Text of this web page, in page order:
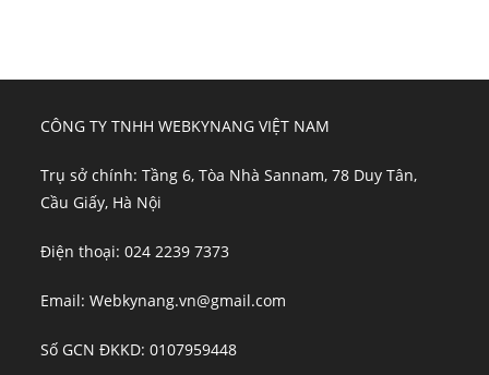
CÔNG TY TNHH WEBKYNANG VIỆT NAM
Trụ sở chính: Tầng 6, Tòa Nhà Sannam, 78 Duy Tân,
Cầu Giấy, Hà Nội
Điện thoại: 024 2239 7373
Email: Webkynang.vn@gmail.com
Số GCN ĐKKD: 0107959448